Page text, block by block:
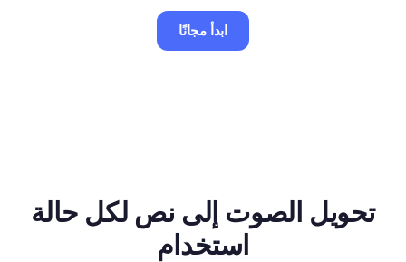
ابدأ مجانًا
تحويل الصوت إلى نص لكل حالة
استخدام